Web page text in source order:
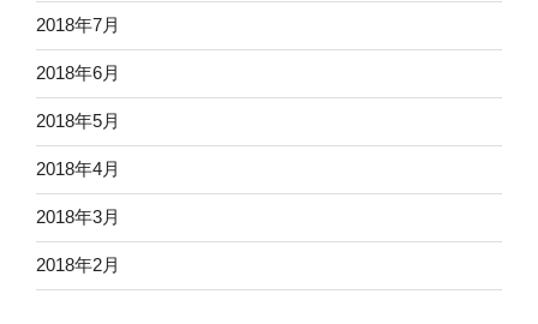
2018年7月
2018年6月
2018年5月
2018年4月
2018年3月
2018年2月